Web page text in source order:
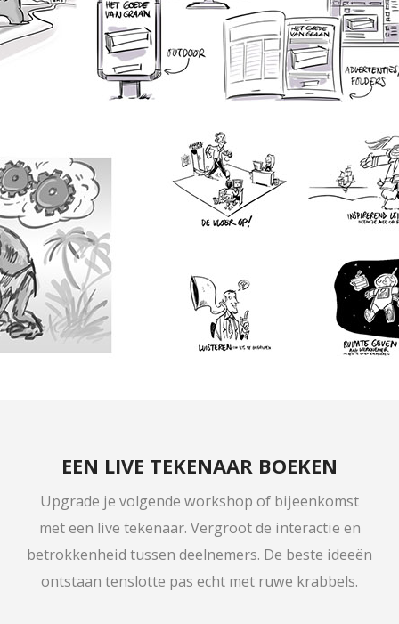
EEN LIVE TEKENAAR BOEKEN
Upgrade je volgende workshop of bijeenkomst
met een live tekenaar. Vergroot de interactie en
betrokkenheid tussen deelnemers. De beste ideeën
ontstaan tenslotte pas echt met ruwe krabbels.